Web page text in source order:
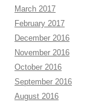
March 2017
February 2017
December 2016
November 2016
October 2016
September 2016
August 2016